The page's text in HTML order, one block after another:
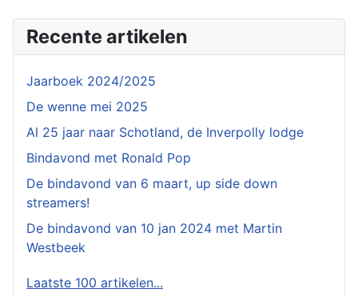
Recente artikelen
Jaarboek 2024/2025
De wenne mei 2025
Al 25 jaar naar Schotland, de Inverpolly lodge
Bindavond met Ronald Pop
De bindavond van 6 maart, up side down
streamers!
De bindavond van 10 jan 2024 met Martin
Westbeek
Laatste 100 artikelen...